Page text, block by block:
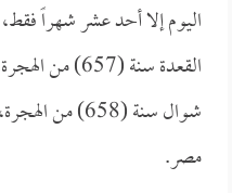
القعدة سنة
شوال سنة (658)
مصر.